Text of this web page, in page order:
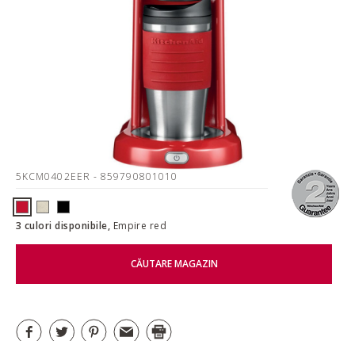
5KCM0402EER - 859790801010
3 culori disponibile, Empire red
CĂUTARE MAGAZIN